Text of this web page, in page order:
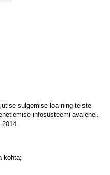
sulgemise loa ning teiste
infosüsteemi avalehel.
kohta;